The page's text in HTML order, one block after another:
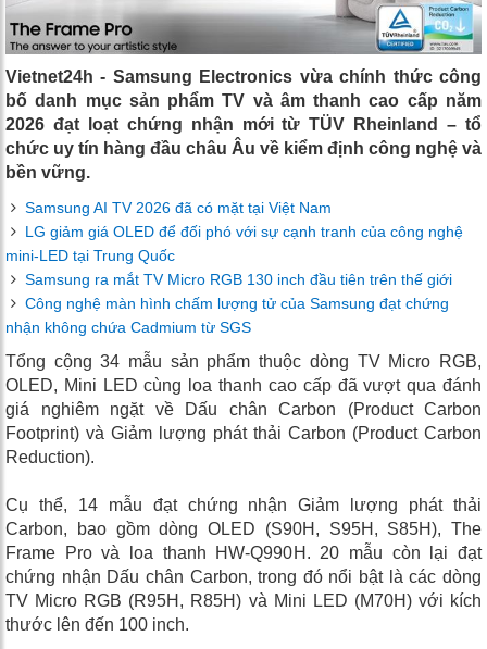
Vietnet24h - Samsung Electronics vừa chính thức công
bố danh mục sản phẩm TV và âm thanh cao cấp năm
2026 đạt loạt chứng nhận mới từ TÜV Rheinland – tổ
chức uy tín hàng đầu châu Âu về kiểm định công nghệ và
bền vững.
Samsung AI TV 2026 đã có mặt tại Việt Nam
LG giảm giá OLED để đối phó với sự cạnh tranh của công nghệ
mini-LED tại Trung Quốc
Samsung ra mắt TV Micro RGB 130 inch đầu tiên trên thế giới
Công nghệ màn hình chấm lượng tử của Samsung đạt chứng
nhận không chứa Cadmium từ SGS
Tổng cộng 34 mẫu sản phẩm thuộc dòng TV Micro RGB,
OLED, Mini LED cùng loa thanh cao cấp đã vượt qua đánh
giá nghiêm ngặt về Dấu chân Carbon (Product Carbon
Footprint) và Giảm lượng phát thải Carbon (Product Carbon
Reduction).
Cụ thể, 14 mẫu đạt chứng nhận Giảm lượng phát thải
Carbon, bao gồm dòng OLED (S90H, S95H, S85H), The
Frame Pro và loa thanh HW-Q990H. 20 mẫu còn lại đạt
chứng nhận Dấu chân Carbon, trong đó nổi bật là các dòng
TV Micro RGB (R95H, R85H) và Mini LED (M70H) với kích
thước lên đến 100 inch.